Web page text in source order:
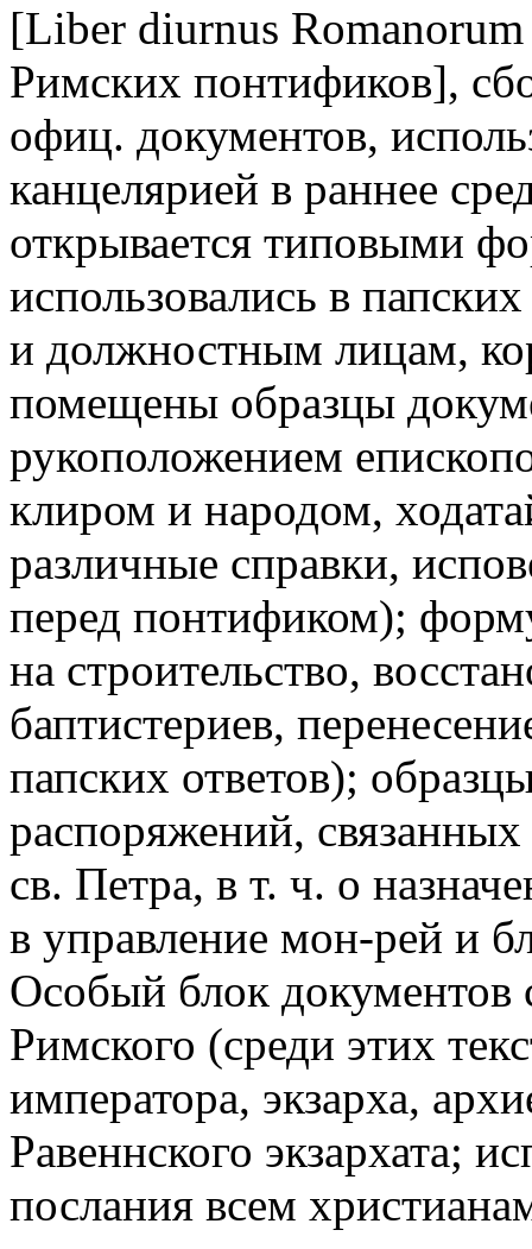
[Liber diurnus
Римских понтификов],
офиц. документов,
канцелярией в раннее
открывается типовыми
использовались в
и должностным лицам,
помещены образцы
рукоположением
клиром и народом,
различные справки,
перед понтификом);
на строительство,
баптистериев,
папских ответов);
распоряжений,
св. Петра, в т. ч. о
в управление мон-рей и
Особый блок документов
Римского (среди этих
императора, экзарха,
Равеннского экзархата;
послания всем